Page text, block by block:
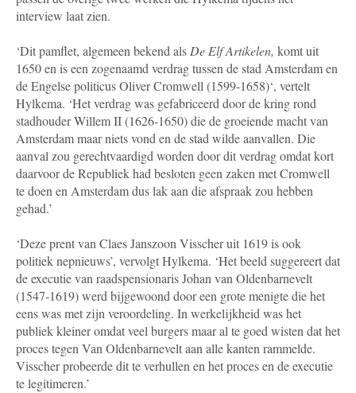
interview laat zien.
‘Dit pamflet, algemeen bekend alsDe Elf Artikelen, komt uit
1650 en is een zogenaamd verdrag tussen de stad Amsterdam en
de Engelse politicus Oliver Cromwell (1599-1658)‘, vertelt
Hylkema. ‘Het verdrag was gefabriceerd door de kring rond
stadhouder Willem II (1626-1650) die de groeiende macht van
Amsterdam maar niets vond en de stad wilde aanvallen. Die
aanval zou gerechtvaardigd worden door dit verdrag omdat kort
daarvoor de Republiek had besloten geen zaken met Cromwell
te doen en Amsterdam dus lak aan die afspraak zou hebben
gehad.’
‘Deze prent van Claes Janszoon Visscher uit 1619 is ook
politiek nepnieuws’, vervolgt Hylkema. ‘Het beeld suggereert dat
de executie van raadspensionaris Johan van Oldenbarnevelt
(1547-1619) werd bijgewoond door een grote menigte die het
eens was met zijn veroordeling. In werkelijkheid was het
publiek kleiner omdat veel burgers maar al te goed wisten dat het
proces tegen Van Oldenbarnevelt aan alle kanten rammelde.
Visscher probeerde dit te verhullen enhet proces en de executie
te legitimeren.’